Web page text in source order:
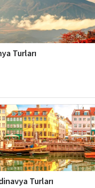
Turları
Turları